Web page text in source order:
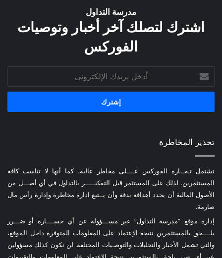
مدرسة التداول
اشترك لتصلك آخر أخبار وتوصيات
الفوركس
بريدك
الإلكتروني
تحذير المخاطرة
تشتمل تـجــارة الفوركس عــــلى مخاطر عالية، كما أنها لا تناسب كافة
المستثمرين. لذلك على المستثمر قبل التفكيـــــر بالتداول في أي أصـــل من
الأصول المالية أن يحدد أهدافه بدقة وأن يــتبع ادارة مخاطرة وإدارة رأس مال
صارمة.
إدارة موقع “مدرسة التداول” غير مســـؤولة عن أي خســــارة أو ضـــرر
يلــــحق بالمستثمرين نتيجة الإعتماد على المعلومات المتوفرة داخل الموقع،
والتي تشمل الأخبار والتحليلات والتوصـيات المختلفة. لن نكون كذلك مسؤولين